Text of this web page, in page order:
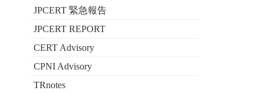
JPCERT 緊急報告
JPCERT REPORT
CERT Advisory
CPNI Advisory
TRnotes